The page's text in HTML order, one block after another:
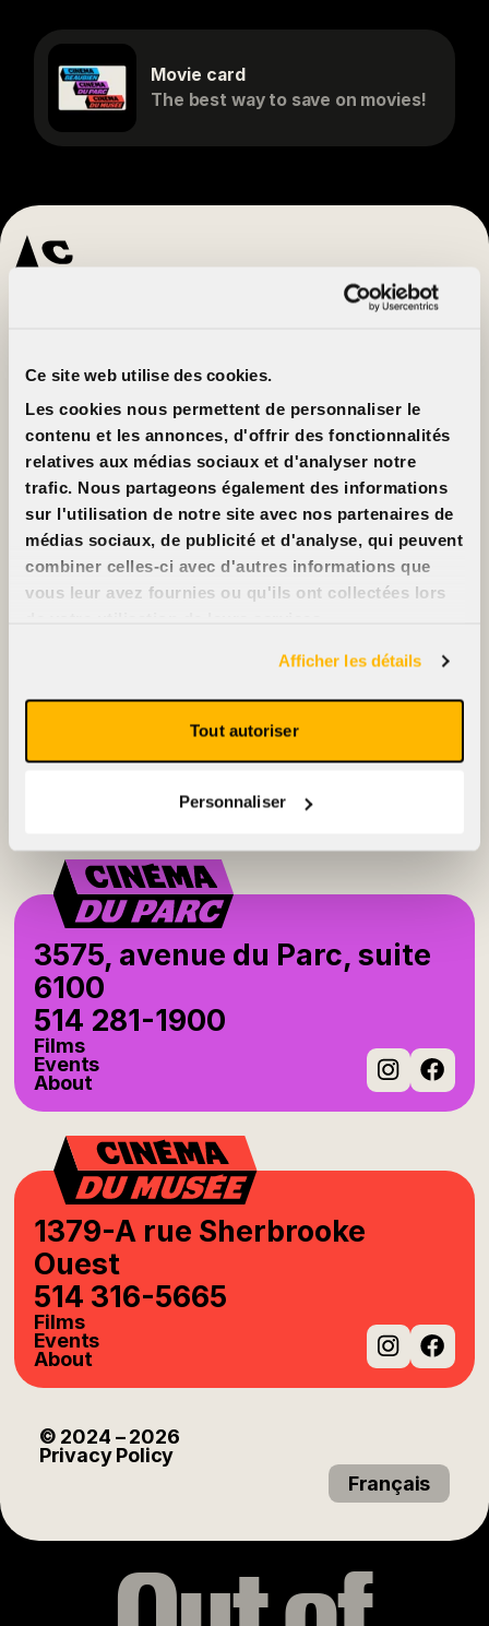
Ce site web utilise des cookies.
Les cookies nous permettent de personnaliser le
contenu et les annonces, d'offrir des fonctionnalités
relatives aux médias sociaux et d'analyser notre
trafic. Nous partageons également des informations
sur l'utilisation de notre site avec nos partenaires de
médias sociaux, de publicité et d'analyse, qui peuvent
combiner celles-ci avec d'autres informations que
vous leur avez fournies ou qu'ils ont collectées lors
Afficher les détails
Tout autoriser
Personnaliser
Movie card
The best way to save on movies!
From premieres and special screenings, to
know what’s playing each week.
Subscribe to the newsletter
Customer Info
Prices
Movie cards
Rentals
FAQ
Accessibility
Advertise on our
screens
About
Cinéma Cinéma
Partners
Jobs
Contact us
2396, rue Beaubien Est
514 721-6060
Films
3575, avenue du Parc, suite
6100
514 281-1900
Films
Events
About
1379-A rue Sherbrooke
Ouest
514 316-5665
Films
Events
About
© 2024 – 2026
Privacy Policy
Français